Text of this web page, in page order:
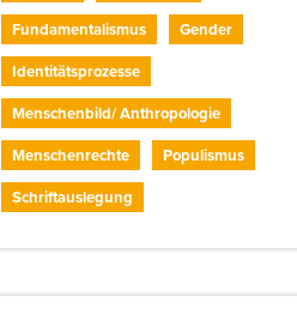
Fundamentalismus
Gender
Identitätsprozesse
Menschenbild/ Anthropologie
Menschenrechte
Populismus
Schriftauslegung